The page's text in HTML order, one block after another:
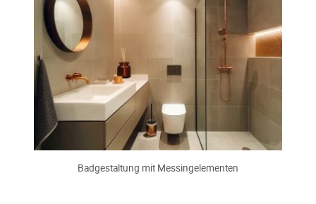
Badgestaltung mit Messingelementen